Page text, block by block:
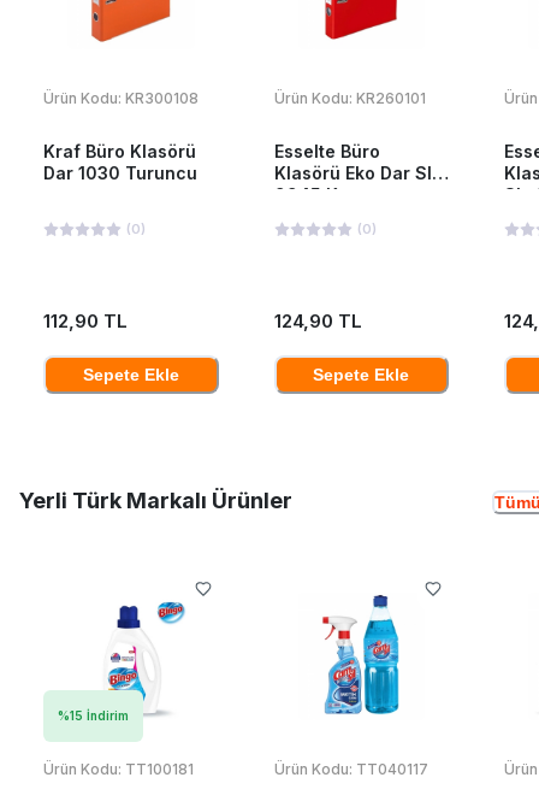
Ürün Kodu: KR300108
Kraf Büro Klasörü
Dar 1030 Turuncu
(0)
112,90 TL
Sepete Ekle
Ürün Kodu: KR260101
Esselte Büro
Klasörü Eko Dar Slt-
9945 Kırmızı
(0)
124,90 TL
Sepete Ekle
Slt-
Yerli Türk Markalı Ürünler
%15 İndirim
Ürün Kodu: TT100181 Ürün Kodu: TT040117